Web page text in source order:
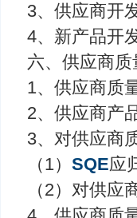
3、供应商开
4、新产品开
六、供应商质
1、供应商质
2、供应商产
3、对供应商
（1）SQE应
（2）对供